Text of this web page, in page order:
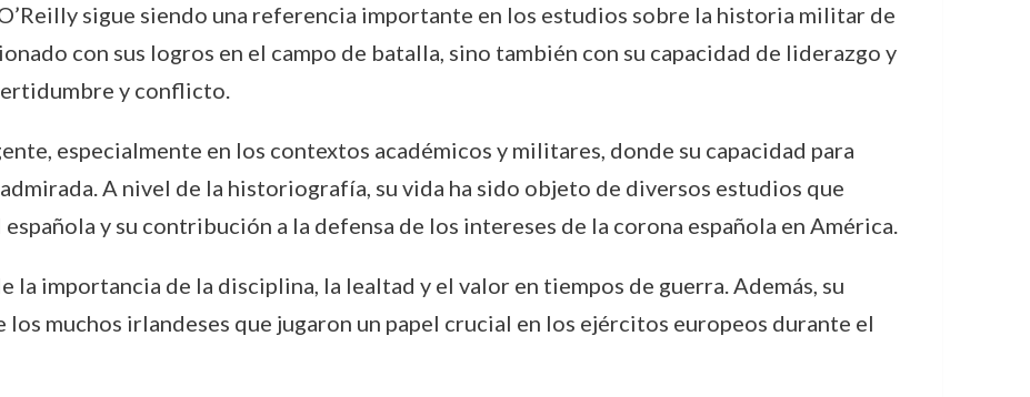
sigue siendo una referencia importante en los estudios sobre la historia militar de
con sus logros en el campo de batalla, sino también con su capacidad de liderazgo y
y conflicto.
especialmente en los contextos académicos y militares, donde su capacidad para
A nivel de la historiografía, su vida ha sido objeto de diversos estudios que
y su contribución a la defensa de los intereses de la corona española en América.
la importancia de la disciplina, la lealtad y el valor en tiempos de guerra. Además, su
muchos irlandeses que jugaron un papel crucial en los ejércitos europeos durante el